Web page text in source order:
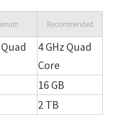
Recommended
4 GHz Quad
Core
16 GB
2 TB